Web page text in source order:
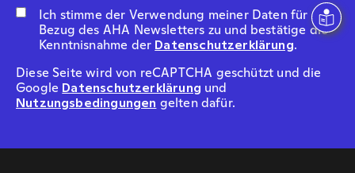
Ich stimme der Verwendung meiner Daten für den
Bezug des AHA Newsletters zu und bestätige die
Kenntnisnahme der Datenschutzerklärung.
Diese Seite wird von reCAPTCHA geschützt und die
Google Datenschutzerklärung und
Nutzungsbedingungen gelten dafür.